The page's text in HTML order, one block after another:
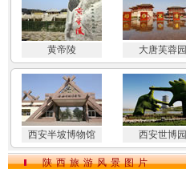
黄帝陵 大唐芙蓉园
西安半坡博物馆 西安世博园
陕西旅游风景图片